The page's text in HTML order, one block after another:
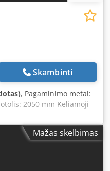
Skambinti
, Pagaminimo metai:
2050 mm Keliamoji
Ašys: 6
Mažas skelbimas